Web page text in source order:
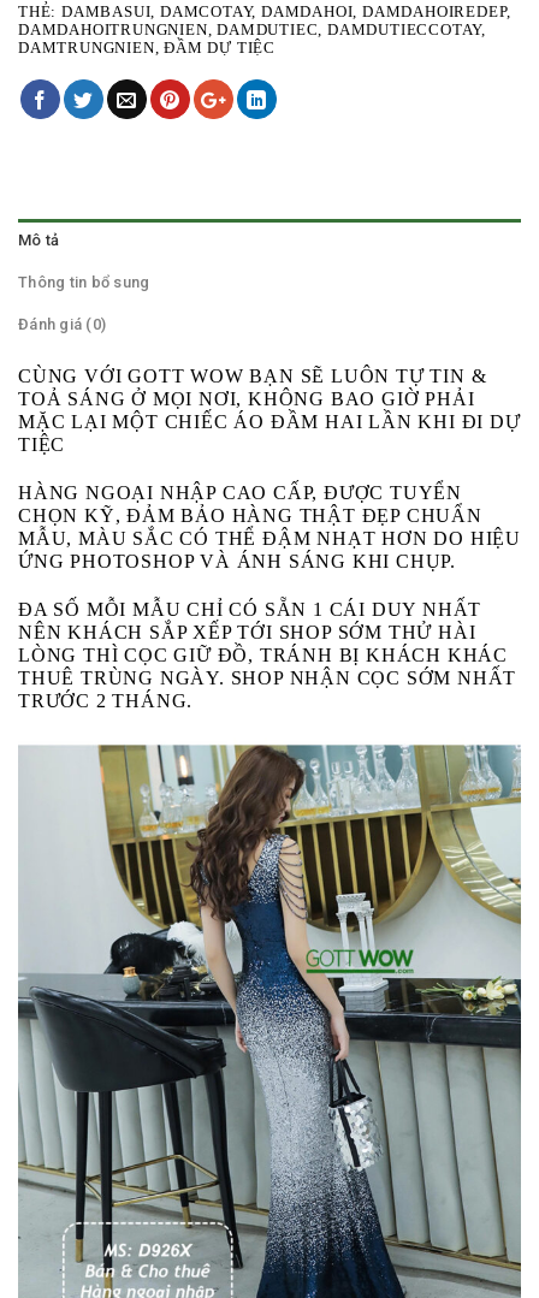
THẺ: DAMBASUI,DAMCOTAY,DAMDAHOI,DAMDAHOIREDEP,
DAMDAHOITRUNGNIEN,DAMDUTIEC,DAMDUTIECCOTAY,
DAMTRUNGNIEN,ĐẦM DỰ TIỆC
Mô tả
Thông tin bổ sung
Đánh giá (0)
CÙNG VỚI GOTT WOW BẠN SẼ LUÔN TỰ TIN &
TOẢ SÁNG Ở MỌI NƠI, KHÔNG BAO GIỜ PHẢI
MẶC LẠI MỘT CHIẾC ÁO ĐẦM HAI LẦN KHI ĐI DỰ
TIỆC
HÀNG NGOẠI NHẬP CAO CẤP, ĐƯỢC TUYỂN
CHỌN KỸ, ĐẢM BẢO HÀNG THẬT ĐẸP CHUẨN
MẪU, MÀU SẮC CÓ THỂ ĐẬM NHẠT HƠN DO HIỆU
ỨNG PHOTOSHOP VÀ ÁNH SÁNG KHI CHỤP.
ĐA SỐ MỖI MẪU CHỈ CÓ SẴN 1 CÁI DUY NHẤT
NÊN KHÁCH SẮP XẾP TỚI SHOP SỚM THỬ HÀI
LÒNG THÌ CỌC GIỮ ĐỒ, TRÁNH BỊ KHÁCH KHÁC
THUÊ TRÙNG NGÀY. SHOP NHẬN CỌC SỚM NHẤT
TRƯỚC 2 THÁNG.